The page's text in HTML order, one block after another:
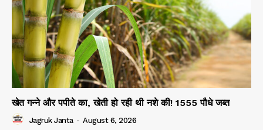
खेत गन्ने और पपीते का, खेती हो रही थी नशे की! 1555 पौधे जब्त
Jagruk Janta - August 6, 2026